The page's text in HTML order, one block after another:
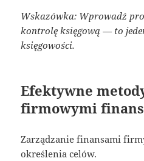
Wskazówka: Wprowadź
kontrolę księgową — to
księgowości.
Efektywne
firmowymi
Zarządzanie finansami
określenia celów.